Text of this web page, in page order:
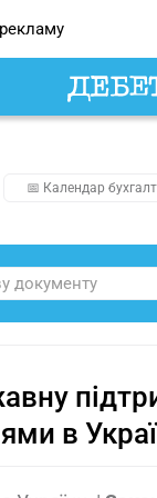
📅 Календар
в